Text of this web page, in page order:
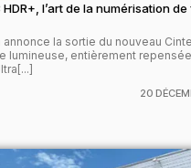
l’art de la numérisation
la sortie du nouveau
lumineuse, entièrement
20